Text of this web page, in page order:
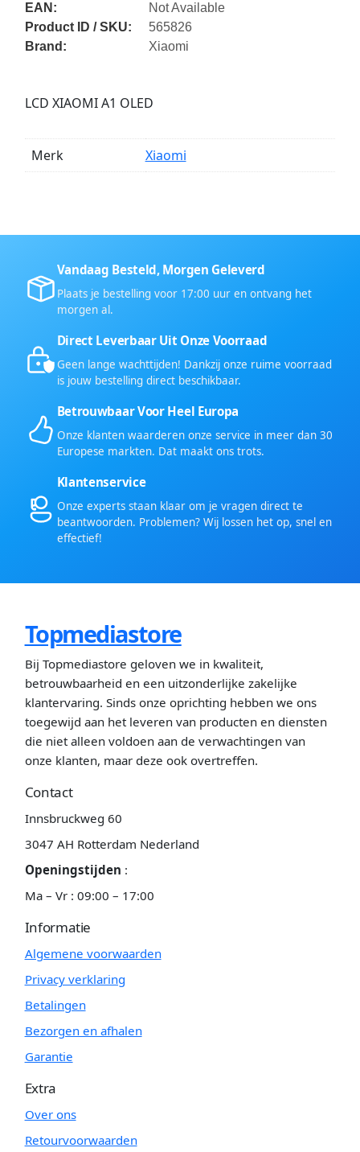
EAN:
Not Available
Product ID / SKU:
565826
Brand:
Xiaomi
LCD XIAOMI A1 OLED
Merk Xiaomi
Vandaag Besteld, Morgen Geleverd
Plaats je bestelling voor 17:00 uur en ontvang het
morgen al.
Direct Leverbaar Uit Onze Voorraad
Geen lange wachttijden! Dankzij onze ruime voorraad
is jouw bestelling direct beschikbaar.
Betrouwbaar Voor Heel Europa
Onze klanten waarderen onze service in meer dan 30
Europese markten. Dat maakt ons trots.
Klantenservice
Onze experts staan klaar om je vragen direct te
beantwoorden. Problemen? Wij lossen het op, snel en
effectief!
Topmediastore
Bij Topmediastore geloven we in kwaliteit,
betrouwbaarheid en een uitzonderlijke zakelijke
klantervaring. Sinds onze oprichting hebben we ons
toegewijd aan het leveren van producten en diensten
die niet alleen voldoen aan de verwachtingen van
onze klanten, maar deze ook overtreffen.
Contact
Innsbruckweg 60
3047 AH Rotterdam Nederland
Openingstijden :
Ma – Vr : 09:00 – 17:00
Informatie
Algemene voorwaarden
Privacy verklaring
Betalingen
Bezorgen en afhalen
Garantie
Extra
Over ons
Retourvoorwaarden